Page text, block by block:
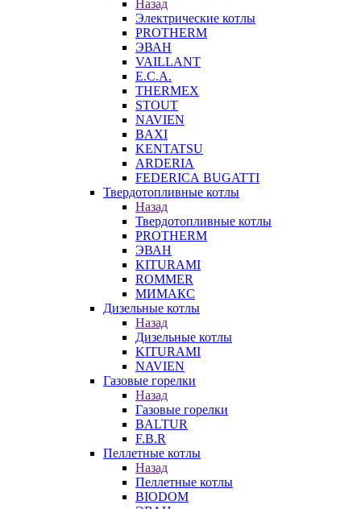
Назад
Электрические котлы
PROTHERM
ЭВАН
VAILLANT
E.C.A.
THERMEX
STOUT
NAVIEN
BAXI
KENTATSU
ARDERIA
FEDERICА BUGATTI
Твердотопливные котлы
Назад
Твердотопливные котлы
PROTHERM
ЭВАН
KITURAMI
ROMMER
МИМАКС
Дизельные котлы
Назад
Дизельные котлы
KITURAMI
NAVIEN
Газовые горелки
Назад
Газовые горелки
BALTUR
F.B.R
Пеллетные котлы
Назад
Пеллетные котлы
BIODOM